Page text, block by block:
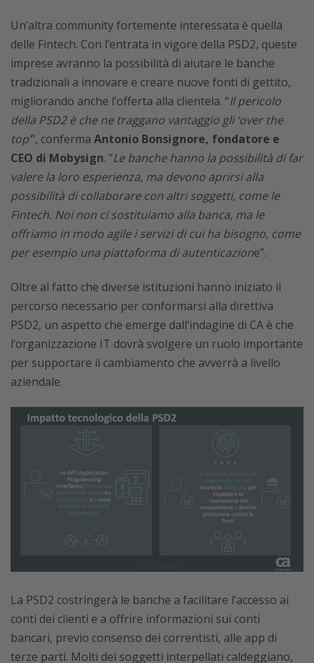
Un’altra community fortemente interessata è quella
delle Fintech. Con l’entrata in vigore della PSD2, queste
imprese avranno la possibilità di aiutare le banche
tradizionali a innovare e creare nuove fonti di gettito,
migliorando anche l’offerta alla clientela. “Il pericolo
della PSD2 è che ne traggano vantaggio gli ‘over the
top’”, conferma Antonio Bonsignore, fondatore e
CEO di Mobysign. “Le banche hanno la possibilità di far
valere la loro esperienza, ma devono aprirsi alla
possibilità di collaborare con altri soggetti, come le
Fintech. Noi non ci sostituiamo alla banca, ma le
offriamo in modo agile i servizi di cui ha bisogno, come
per esempio una piattaforma di autenticazione”.
Oltre al fatto che diverse istituzioni hanno iniziato il
percorso necessario per conformarsi alla direttiva
PSD2, un aspetto che emerge dall’indagine di CA è che
l’organizzazione IT dovrà svolgere un ruolo importante
per supportare il cambiamento che avverrà a livello
aziendale.
La PSD2 costringerà le banche a facilitare l’accesso ai
conti dei clienti e a offrire informazioni sui conti
bancari, previo consenso dei correntisti, alle app di
terze parti. Molti dei soggetti interpellati caldeggiano,